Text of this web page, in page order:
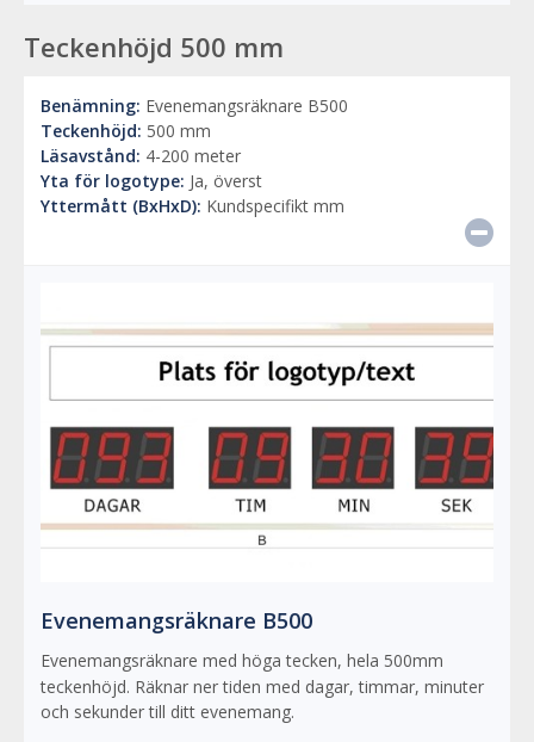
Teckenhöjd 500 mm
Benämning: Evenemangsräknare B500
Teckenhöjd: 500 mm
Läsavstånd: 4-200 meter
Yta för logotype: Ja, överst
Yttermått (BxHxD): Kundspecifikt mm
Evenemangsräknare B500
Evenemangsräknare med höga tecken, hela 500mm
teckenhöjd. Räknar ner tiden med dagar, timmar, minuter
och sekunder till ditt evenemang.